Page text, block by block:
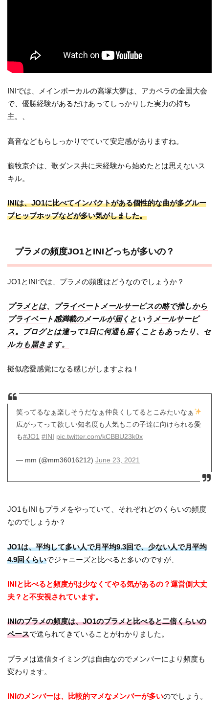
INIでは、メインボーカルの高塚大夢は、アカペラの全国大会
で、優勝経験があるだけあってしっかりした実力の持ち
主。、
高音などもらしっかりでていて安定感がありますね。
藤牧京介は、歌ダンス共に未経験から始めたとは思えないス
キル。
INIは、JO1に比べてインパクトがある個性的な曲が多グルー
プヒップホップなどが多い気がしました。
プラメの頻度JO1とINIどっちが多いの？
JO1とINIでは、プラメの頻度はどうなのでしょうか？
プラメとは、プライベートメールサービスの略で推しから
プライベート感満載のメールが届くというメールサービ
ス。ブログとは違って1日に何通も届くこともあったり、セ
ルカも届きます。
擬似恋愛感覚になる感じがしますよね！
笑ってるなぁ楽しそうだなぁ仲良くしてるとこみたいなぁ
広がってって欲しい知名度も人気もこの子達に向けられる愛
も#JO1 #INI pic.twitter.com/kCBBU23k0x
— mm (@mm36016212) June 23, 2021
JO1もINIもプラメをやっていて、それぞれどのくらいの頻度
なのでしょうか？
JO1は、平均して多い人で月平均9.3回で、少ない人で月平均
4.9回くらいでジャニーズと比べると多いのですが、
INIと比べると頻度がは少なくてやる気があるの？運営側大丈
夫？と不安視されています。
INIのプラメの頻度は、JO1のプラメと比べると二倍くらいの
ペースで送られてきていることがわかりました。
プラメは送信タイミングは自由なのでメンバーにより頻度も
変わります。
INIのメンバーは、比較的マメなメンバーが多いのでしょう。